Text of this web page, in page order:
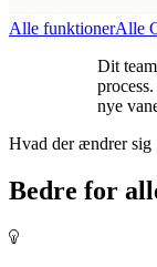
Alle funktionerAlle
Dit
nye
Hvad der ændrer sig
Bedre for